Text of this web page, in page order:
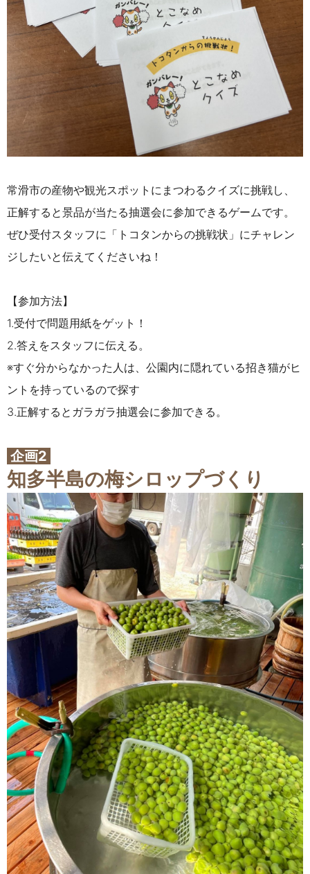
常滑市の産物や観光スポットにまつわるクイズに挑戦し、
正解すると景品が当たる抽選会に参加できるゲームです。
ぜひ受付スタッフに「トコタンからの挑戦状」にチャレン
ジしたいと伝えてくださいね！
【参加方法】
1.受付で問題用紙をゲット！
2.答えをスタッフに伝える。
※すぐ分からなかった人は、公園内に隠れている招き猫がヒ
ントを持っているので探す
3.正解するとガラガラ抽選会に参加できる。
企画2
知多半島の梅シロップづくり